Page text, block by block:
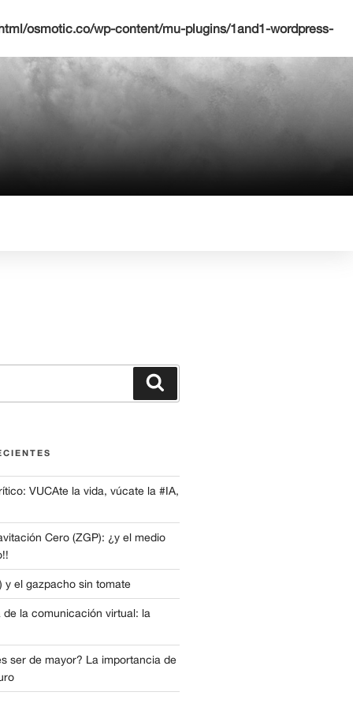
osmotic.co/wp-content/mu-plugins/1and1-wordpress-
VUCAte la vida, vúcate la #IA,
Cero (ZGP): ¿y el medio
y el gazpacho sin tomate
de la comunicación virtual: la
ser de mayor? La importancia de